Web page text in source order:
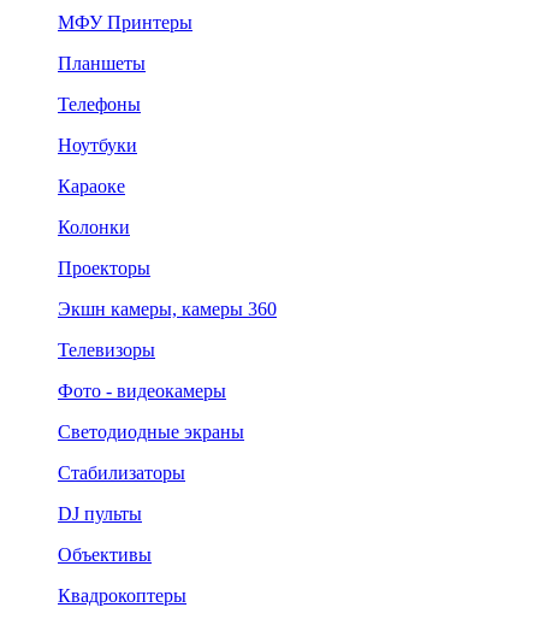
МФУ Принтеры
Планшеты
Телефоны
Ноутбуки
Караоке
Колонки
Проекторы
Экшн камеры, камеры 360
Телевизоры
Фото - видеокамеры
Светодиодные экраны
Стабилизаторы
DJ пульты
Объективы
Квадрокоптеры